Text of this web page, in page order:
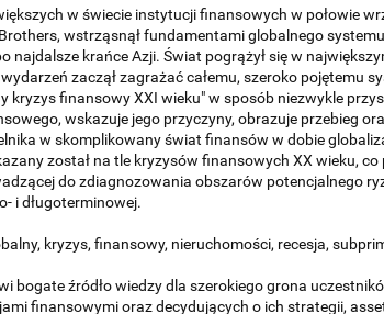
w świecie instytucji finansowych w połowie
wstrząsnął fundamentami globalnego
najdalsze krańce Azji. Świat pogrążył się w
zaczął zagrażać całemu, szeroko pojętemu
kryzys finansowy XXI wieku" w sposób niezwykle
wskazuje jego przyczyny, obrazuje przebieg
w skomplikowany świat finansów w dobie
został na tle kryzysów finansowych XX wieku,
do zdiagnozowania obszarów potencjalnego
i długoterminowej.
kryzys, finansowy, nieruchomości, recesja,
bogate źródło wiedzy dla szerokiego grona
finansowymi oraz decydujących o ich strategii,